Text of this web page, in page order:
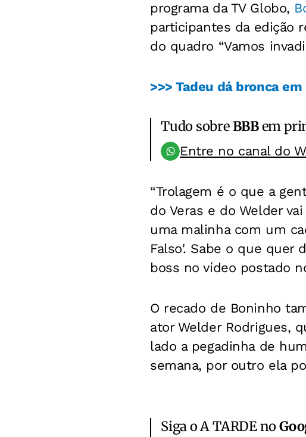
programa da TV Globo,
participantes da edição
do quadro “Vamos
>>> Tadeu dá bronca
Tudo sobreBBBem
Entre no canal do
“Trolagem é o que a
do Veras e do Welder
uma malinha com um
Falso'. Sabe o que quer
boss no vídeo postado
O recado de Boninho
ator Welder Rodrigues,
lado a pegadinha de
semana, por outro ela
Siga o A TARDE no